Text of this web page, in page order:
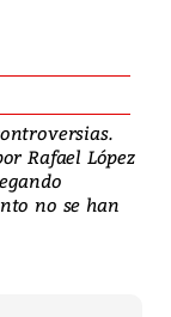
Rafael López
no se han